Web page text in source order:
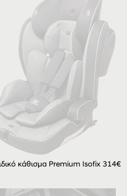
κάθισμα Premium Isofix 314€